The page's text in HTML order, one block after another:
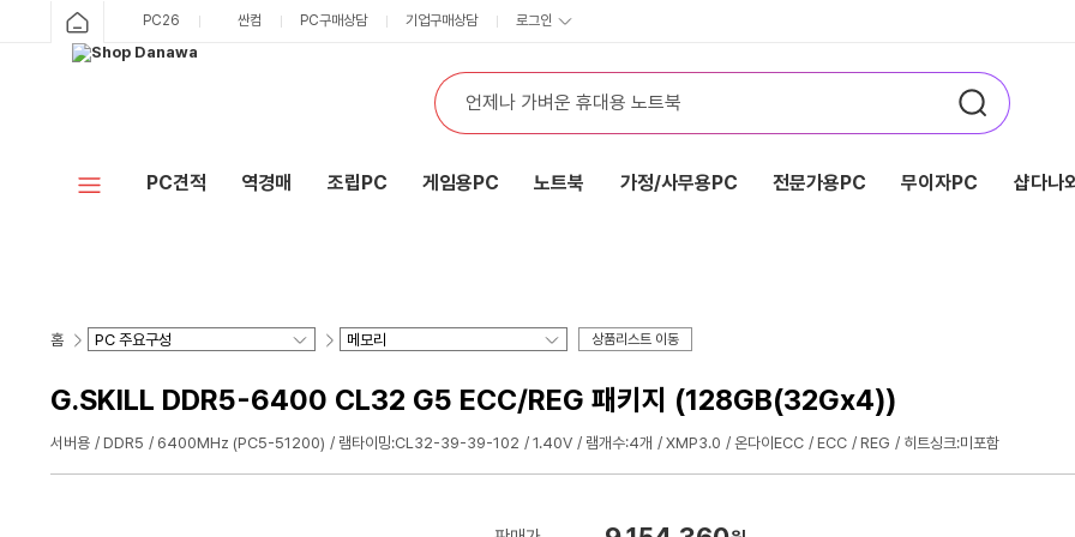
PC26 싼컴 PC구매상담 기업구매상담 로그인
PC견적 역경매 조립PC 게임용PC 노트북 가정/사무용PC 전문가용PC 무이자PC 샵다나
홈 상품리스트 이동
G.SKILL DDR5-6400 CL32 G5 ECC/REG 패키지 (128GB(32Gx4))
서버용 DDR5 6400MHz (PC5-51200) 램타이밍:CL32-39-39-102 1.40V 램개수:4개 XMP3.0 온다이ECC ECC REG 히트싱크:미포함